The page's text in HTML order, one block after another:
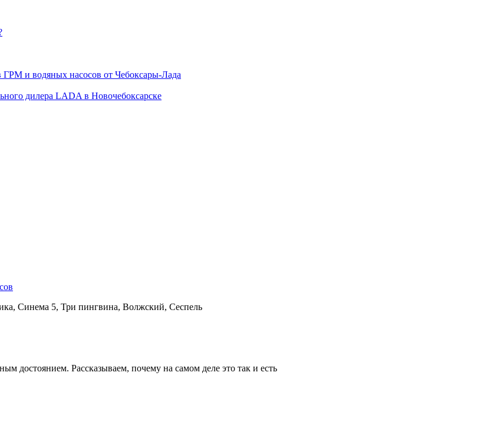
ГРМ и водяных насосов от Чебоксары-Лада
дилера LADA в Новочебоксарске
Синема 5, Три пингвина, Волжский, Сеспель
достоянием. Рассказываем, почему на самом деле это так и есть